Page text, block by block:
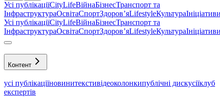
Усі публікаціїCityLifeВійнаБізнесТранспорт та
ІнфраструктураОсвітаСпортЗдоровʼяLifestyleКультура
Усі публікаціїCityLifeВійнаБізнесТранспорт та
ІнфраструктураОсвітаСпортЗдоровʼяLifestyleКультура
Контент
усі публікаціїновинитекстивідеоколонкипублічні дискусіїклуб
експертів